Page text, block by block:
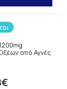
από Αγνές